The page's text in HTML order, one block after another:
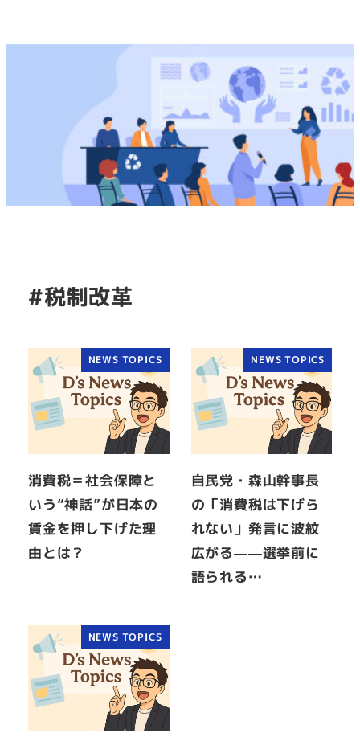
#税制改革
NEWS TOPICS
消費税＝社会保障と
いう“神話”が日本の
賃金を押し下げた理
由とは？
NEWS TOPICS
自民党・森山幹事長
の「消費税は下げら
れない」発言に波紋
広がる——選挙前に
語られる…
NEWS TOPICS